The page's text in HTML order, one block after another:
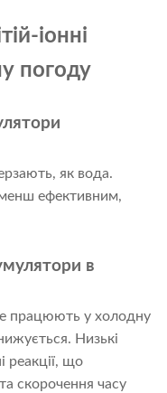
іонні
погоду
як вода.
менш ефективним,
в
працюють у холодну
Низькі
реакції, що
скорочення часу